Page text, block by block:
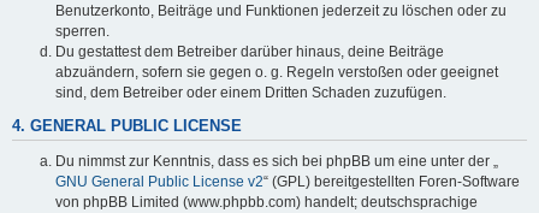
Benutzerkonto, Beiträge und Funktionen jederzeit zu löschen oder zu
sperren.
Du gestattest dem Betreiber darüber hinaus, deine Beiträge
abzuändern, sofern sie gegen o. g. Regeln verstoßen oder geeignet
sind, dem Betreiber oder einem Dritten Schaden zuzufügen.
4. GENERAL PUBLIC LICENSE
Du nimmst zur Kenntnis, dass es sich bei phpBB um eine unter der „
GNU General Public License v2“ (GPL) bereitgestellten Foren-Software
von phpBB Limited (www.phpbb.com) handelt; deutschsprachige